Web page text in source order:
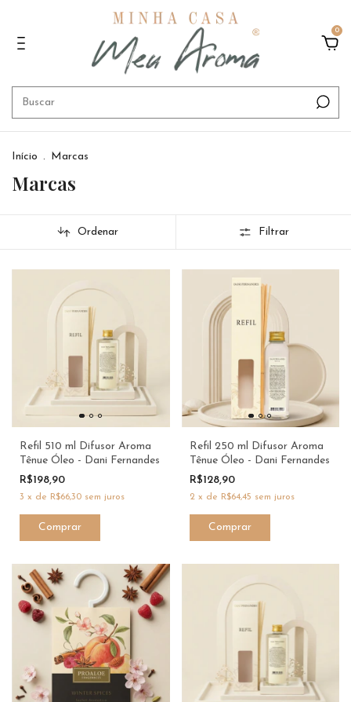
0
Início . Marcas
Marcas
Ordenar Filtrar
Refil 510 ml Difusor Aroma
Tênue Óleo - Dani Fernandes
R$198,90
3 x de R$66,30 sem juros
Refil 250 ml Difusor Aroma
Tênue Óleo - Dani Fernandes
R$128,90
2 x de R$64,45 sem juros